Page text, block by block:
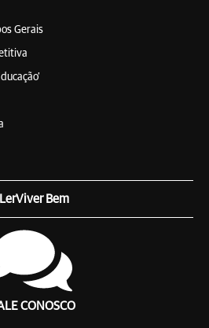
Gerais
Viver Bem
CONOSCO